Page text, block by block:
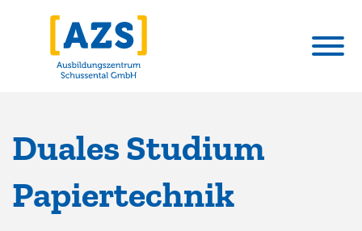
Duales Studium
Papiertechnik